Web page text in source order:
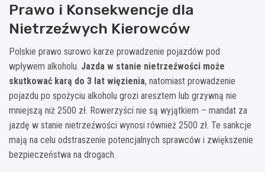
Prawo i Konsekwencje dla
Nietrzeźwych Kierowców
Polskie prawo surowo karze prowadzenie pojazdów pod
wpływem alkoholu. Jazda w stanie nietrzeźwości może
skutkować karą do 3 lat więzienia, natomiast prowadzenie
pojazdu po spożyciu alkoholu grozi aresztem lub grzywną nie
mniejszą niż 2500 zł. Rowerzyści nie są wyjątkiem – mandat za
jazdę w stanie nietrzeźwości wynosi również 2500 zł. Te sankcje
mają na celu odstraszenie potencjalnych sprawców i zwiększenie
bezpieczeństwa na drogach.